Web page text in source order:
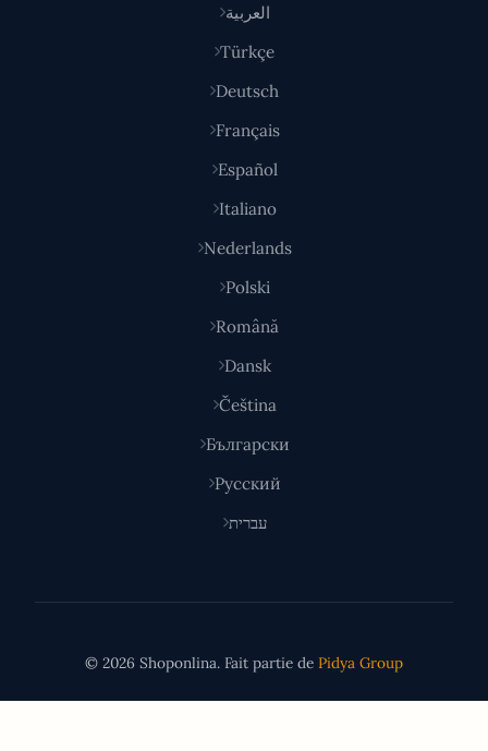
العربية
Türkçe
Deutsch
Français
Español
Italiano
Nederlands
Polski
Română
Dansk
Čeština
Български
Русский
עברית
© 2026 Shoponlina. Fait partie de Pidya Group